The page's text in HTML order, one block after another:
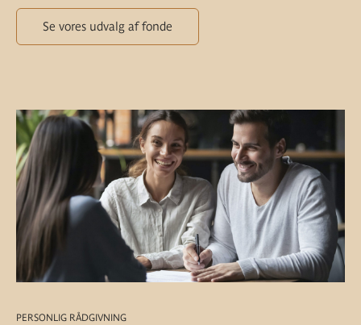
Se vores udvalg af fonde
PERSONLIG RÅDGIVNING